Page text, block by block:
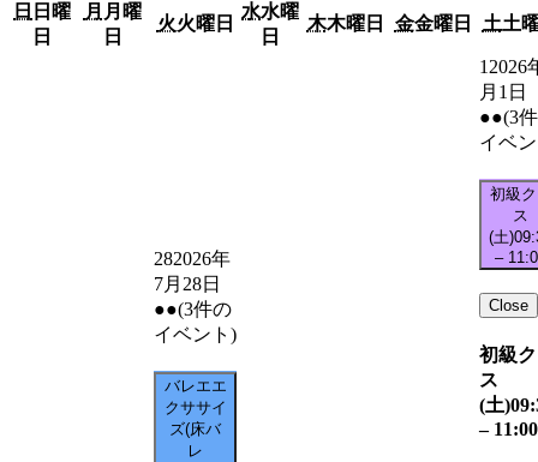
日 日曜
日
月 月曜
日
火火曜日
水水曜
日
木木曜日 金金曜日 土土
282026年
7月28日
●●(3件の
イベント)
バレエエ
クササイ
ズ(床バ
レ
1 2026
月1日
●●(3
イベ
初級
ス
(土)
–
Close
初級
ス
(土)
– 11:00